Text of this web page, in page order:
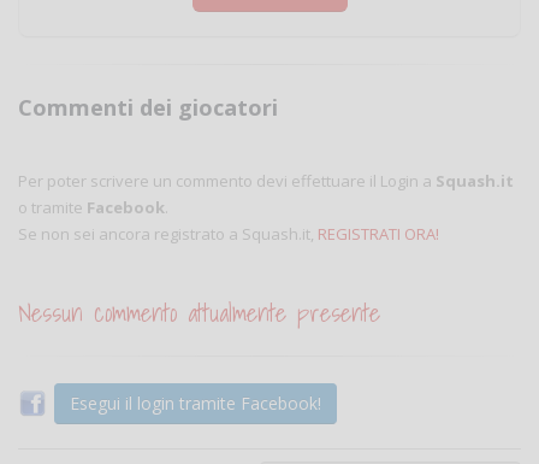
Commenti dei giocatori
Per poter scrivere un commento devi effettuare il Login a Squash.it
o tramite Facebook.
Se non sei ancora registrato a Squash.it, REGISTRATI ORA!
Nessun commento attualmente presente
Esegui il login tramite Facebook!